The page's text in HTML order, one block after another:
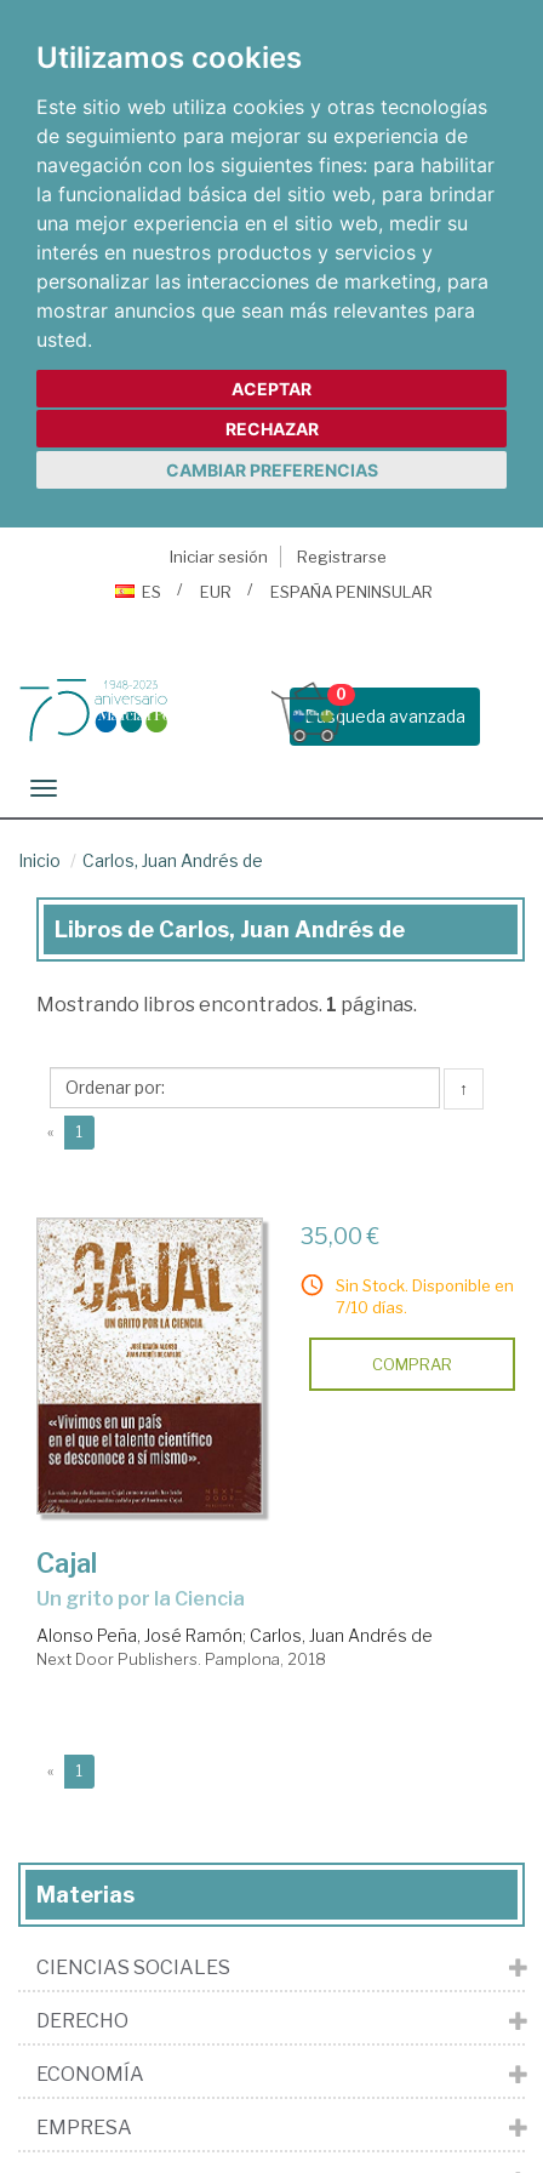
Utilizamos cookies
Este sitio web utiliza cookies y otras tecnologías
de seguimiento para mejorar su experiencia de
navegación con los siguientes fines: para habilitar
la funcionalidad básica del sitio web, para brindar
una mejor experiencia en el sitio web, medir su
interés en nuestros productos y servicios y
personalizar las interacciones de marketing, para
mostrar anuncios que sean más relevantes para
usted.
ACEPTAR
RECHAZAR
CAMBIAR PREFERENCIAS
Iniciar sesión
Registrarse
ES
EUR ESPAÑA PENINSULAR
Busqueda avanzada
0
Toggle navigation
Inicio Carlos, Juan Andrés de
Libros
Carlos,
Andrés
de
Libros de Carlos, Juan Andrés de
Mostrando libros encontrados. 1 páginas.
↑
« 1
35,00 €
Sin Stock. Disponible en
7/10 días.
COMPRAR
Cajal
un grito por la Ciencia
Alonso Peña, José Ramón; Carlos, Juan Andrés de
Next Door Publishers. Pamplona, 2018
« 1
Materias
CIENCIAS SOCIALES
DERECHO
ECONOMÍA
EMPRESA